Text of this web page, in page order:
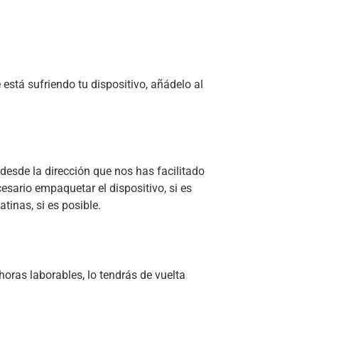
sufriendo tu dispositivo, añádelo al
la dirección que nos has facilitado
empaquetar el dispositivo, si es
si es posible.
laborables, lo tendrás de vuelta